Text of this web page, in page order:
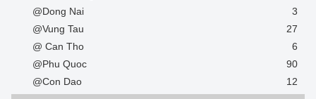
@Dong Nai
3
@Vung Tau
27
@ Can Tho
6
@Phu Quoc
90
@Con Dao
12